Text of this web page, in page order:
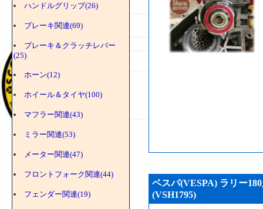
ハンドルグリップ(26)
ブレーキ関連(69)
ブレーキ＆クラッチレバー
(25)
ホーン(12)
ホイール＆タイヤ(100)
マフラー関連(43)
ミラー関連(53)
メーター関連(47)
フロントフォーク関連(44)
フェンダー関連(19)
ベスパ(VESPA) ラリー
(VSH1795)